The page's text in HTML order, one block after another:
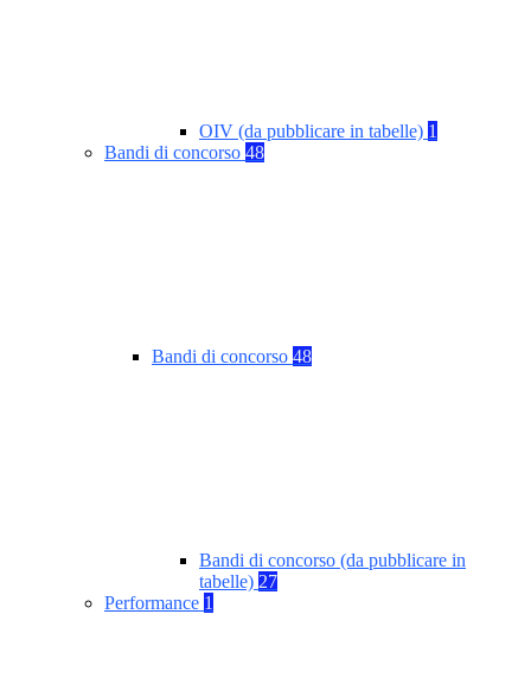
OIV (da pubblicare in tabelle) 1
Bandi di concorso 48
Bandi di concorso 48
Bandi di concorso (da pubblicare in
tabelle) 27
Performance 1